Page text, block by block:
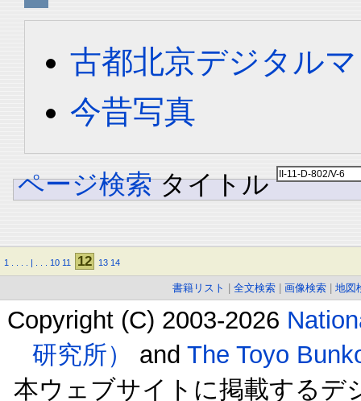
古都北京デジタル
今昔写真
ページ検索 タイトル
1 | 10 11 12 13 14
書籍リスト 全文検索 画像検索 地図
Copyright (C) 2003-2026
研究所）
and The Toyo
本ウェブサイトに掲載するデ